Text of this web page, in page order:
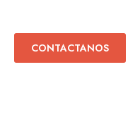
CONTACTANOS